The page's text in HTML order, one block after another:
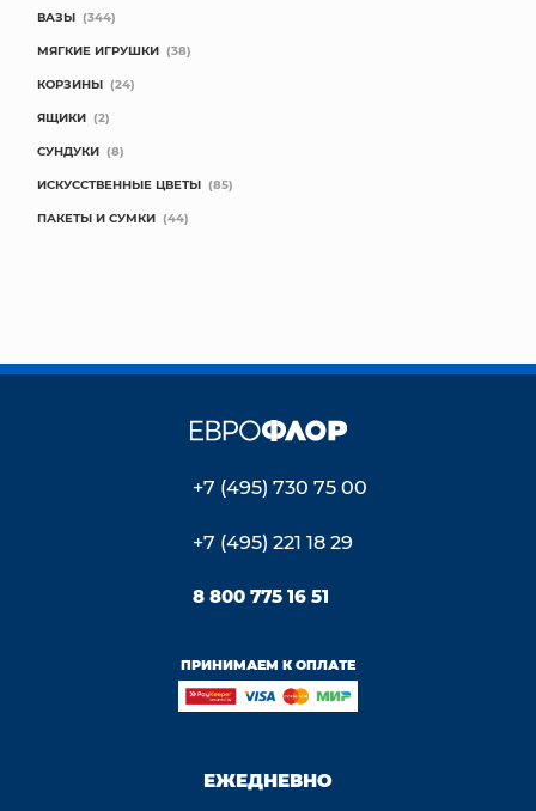
ВАЗЫ (344)
МЯГКИЕ ИГРУШКИ (38)
КОРЗИНЫ (24)
ЯЩИКИ (2)
СУНДУКИ (8)
ИСКУССТВЕННЫЕ ЦВЕТЫ (85)
ПАКЕТЫ И СУМКИ (44)
+7 (495) 730 75 00
+7 (495) 221 18 29
8 800 775 16 51
ПРИНИМАЕМ К ОПЛАТЕ
ЕЖЕДНЕВНО